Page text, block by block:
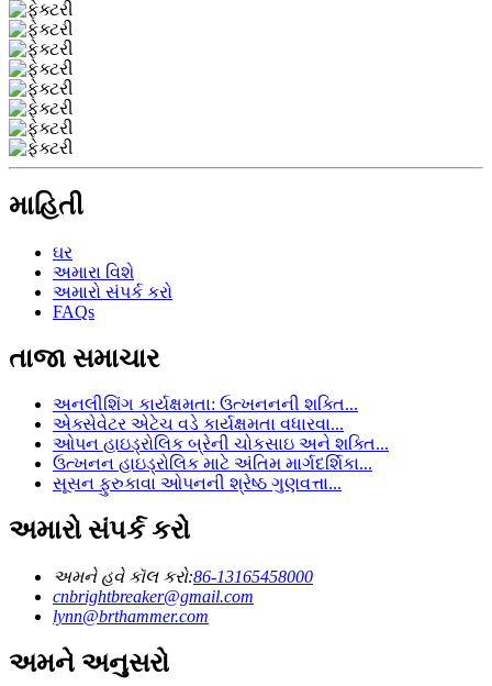
માહિતી
ઘર
અમારા વિશે
અમારો સંપર્ક કરો
FAQs
તાજા સમાચાર
અનલીશિંગ કાર્યક્ષમતા: ઉત્ખનનની શક્તિ...
એક્સેવેટર એટેચ વડે કાર્યક્ષમતા વધારવા...
ઓપન હાઇડ્રોલિક બ્રેની ચોકસાઇ અને શક્તિ...
ઉત્ખનન હાઇડ્રોલિક માટે અંતિમ માર્ગદર્શિકા...
સૂસન ફુરુકાવા ઓપનની શ્રેષ્ઠ ગુણવત્તા...
અમારો સંપર્ક કરો
અમને હવે કૉલ કરો:86-13165458000
cnbrightbreaker@gmail.com
lynn@brthammer.com
અમને અનુસરો